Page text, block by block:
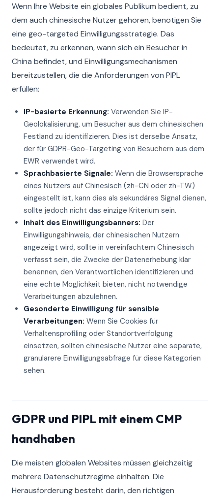
Wenn Ihre Website ein globales Publikum bedient, zu
dem auch chinesische Nutzer gehören, benötigen Sie
eine geo-targeted Einwilligungsstrategie. Das
bedeutet, zu erkennen, wann sich ein Besucher in
China befindet, und Einwilligungsmechanismen
bereitzustellen, die die Anforderungen von PIPL
erfüllen:
IP-basierte Erkennung: Verwenden Sie IP-
Geolokalisierung, um Besucher aus dem chinesischen
Festland zu identifizieren. Dies ist derselbe Ansatz,
der für GDPR-Geo-Targeting von Besuchern aus dem
EWR verwendet wird.
Sprachbasierte Signale: Wenn die Browsersprache
eines Nutzers auf Chinesisch (zh-CN oder zh-TW)
eingestellt ist, kann dies als sekundäres Signal dienen,
sollte jedoch nicht das einzige Kriterium sein.
Inhalt des Einwilligungsbanners: Der
Einwilligungshinweis, der chinesischen Nutzern
angezeigt wird, sollte in vereinfachtem Chinesisch
verfasst sein, die Zwecke der Datenerhebung klar
benennen, den Verantwortlichen identifizieren und
eine echte Möglichkeit bieten, nicht notwendige
Verarbeitungen abzulehnen.
Gesonderte Einwilligung für sensible
Verarbeitungen: Wenn Sie Cookies für
Verhaltensprofiling oder Standortverfolgung
einsetzen, sollten chinesische Nutzer eine separate,
granularere Einwilligungsabfrage für diese Kategorien
sehen.
GDPR und PIPL mit einem CMP
handhaben
Die meisten globalen Websites müssen gleichzeitig
mehrere Datenschutzregime einhalten. Die
Herausforderung besteht darin, den richtigen